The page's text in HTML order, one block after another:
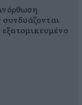
εξατομικευμένο